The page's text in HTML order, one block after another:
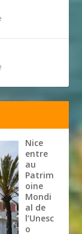
Nice
entre
au
Patrim
oine
Mondi
al de
l’Unesc
o